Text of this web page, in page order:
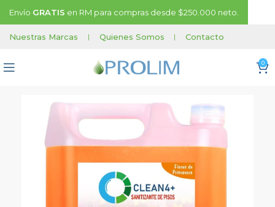
Nuestras Marcas | Quienes Somos | Contacto
0
Envío GRATIS en RM para compras desde $250.000 neto.